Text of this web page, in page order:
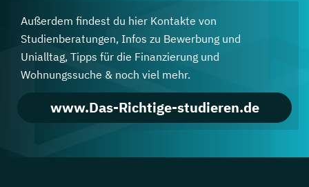
Außerdem findest du hier Kontakte von
Studienberatungen, Infos zu Bewerbung und
Unialltag, Tipps für die Finanzierung und
Wohnungssuche & noch viel mehr.
www.Das-Richtige-studieren.de